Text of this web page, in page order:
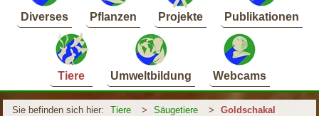
Diverses Pflanzen Projekte Publikationen
Tiere Umweltbildung Webcams
Sie befinden sich hier: Tiere > Säugetiere > Goldschakal